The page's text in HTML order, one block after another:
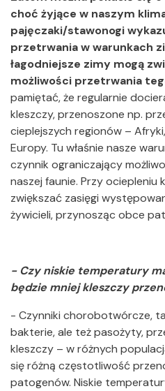
choć żyjące w naszym
pajęczaki/stawonogi
przetrwania w warunkach
łagodniejsze zimy mogą
możliwości przetrwania
pamiętać, że regularnie
kleszczy, przenoszone np.
cieplejszych regionów –
Europy. Tu właśnie nasze
czynnik ograniczający
naszej faunie. Przy ociepleniu
zwiększać zasięgi
żywicieli, przynosząc obce
- Czy niskie temperatury
będzie mniej kleszczy
- Czynniki chorobotwórcze,
bakterie, ale też pasożyty,
kleszczy – w różnych
się różną częstotliwość
patogenów. Niskie